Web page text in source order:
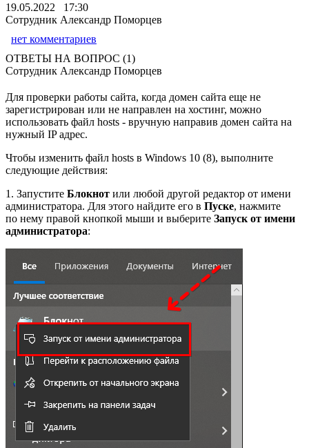
19.05.2022 17:30
Сотрудник Александр Поморцев
нет комментариев
ОТВЕТЫ НА ВОПРОС (1)
Сотрудник Александр Поморцев
Для проверки работы сайта, когда домен сайта еще не
зарегистрирован или не направлен на хостинг, можно
использовать файл hosts - вручную направив домен сайта на
нужный IP адрес.
Чтобы изменить файл hosts в Windows 10 (8), выполните
следующие действия:
1. Запустите Блокнот или любой другой редактор от имени
администратора. Для этого найдите его в Пуске, нажмите
по нему правой кнопкой мыши и выберите Запуск от имени
администратора: